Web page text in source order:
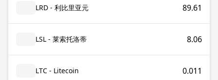
LRD - 利比里亚元 89.61
LSL - 莱索托洛蒂 8.06
LTC - Litecoin 0.011